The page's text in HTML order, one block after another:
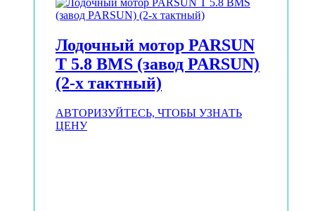
Лодочный мотор PARSUN
T 5.8 BMS (завод PARSUN)
(2-х тактный)
АВТОРИЗУЙТЕСЬ, ЧТОБЫ УЗНАТЬ
ЦЕНУ